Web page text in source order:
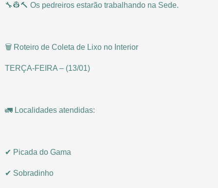
🔧👷🔨 Os pedreiros estarão trabalhando na Sede.
🗑️ Roteiro de Coleta de Lixo no Interior
TERÇA-FEIRA – (13/01)
🚛 Localidades atendidas:
✔ Picada do Gama
✔ Sobradinho